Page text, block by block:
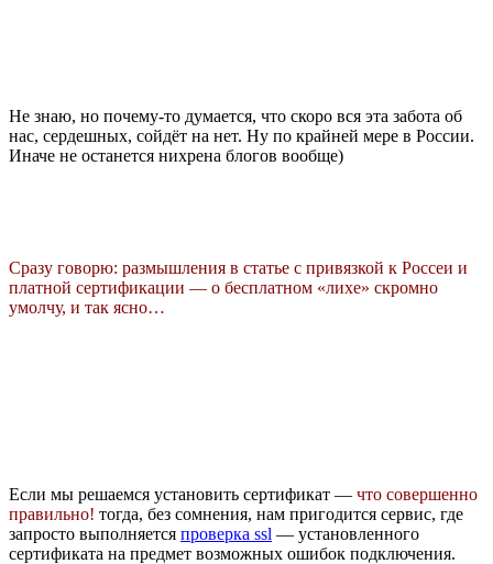
Не знаю, но почему-то думается, что скоро вся эта забота об
нас, сердешных, сойдёт на нет. Ну по крайней мере в России.
Иначе не останется нихрена блогов вообще)
Сразу говорю: размышления в статье с привязкой к Россеи и
платной сертификации — о бесплатном «лихе» скромно
умолчу, и так ясно…
Если мы решаемся установить сертификат — что совершенно
правильно! тогда, без сомнения, нам пригодится сервис, где
запросто выполняется проверка ssl — установленного
сертификата на предмет возможных ошибок подключения.